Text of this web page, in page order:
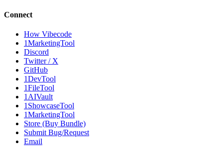
Connect
How Vibecode
1MarketingTool
Discord
Twitter / X
GitHub
1DevTool
1FileTool
1AIVault
1ShowcaseTool
1MarketingTool
Store (Buy Bundle)
Submit Bug/Request
Email